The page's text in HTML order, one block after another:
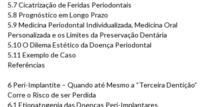
5.7 Cicatrização de Feridas Periodontais
5.8 Prognóstico em Longo Prazo
5.9 Medicina Periodontal Individualizada, Medicina Oral
Personalizada e os Limites da Preservação Dentária
5.10 O Dilema Estético da Doença Periodontal
5.11 Exemplo de Caso
Referências
6 Peri-Implantite – Quando até Mesmo a “Terceira Dentição”
Corre o Risco de ser Perdida
6.1 Etiopatogenia das Doenças Peri-Implantares